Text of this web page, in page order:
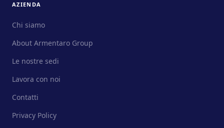
AZIENDA
Chi siamo
About Armentaro Group
Le nostre sedi
Lavora con noi
Contatti
Privacy Policy